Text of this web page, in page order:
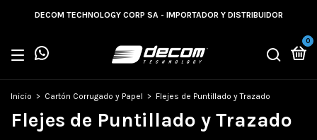
DECOM TECHNOLOGY CORP SA - IMPORTADOR Y DISTRIBUIDOR
0
Inicio > Cartón Corrugado y Papel > Flejes de Puntillado y Trazado
Flejes de Puntillado y Trazado